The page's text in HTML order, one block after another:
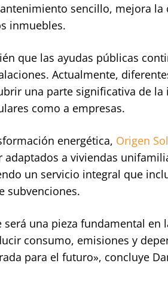
sencillo, mejora
inmuebles.
que las ayudas públicas
Actualmente,
una parte significativa de
como a empresas.
energética, Origen
a viviendas
un servicio integral que
subvenciones.
una pieza fundamental
consumo, emisiones y
para el futuro», concluye